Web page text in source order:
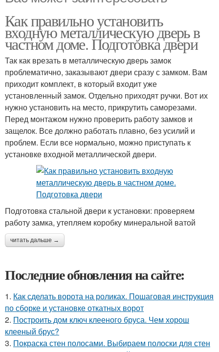
Как правильно установить
входную металлическую дверь в
частном доме. Подготовка двери
Так как врезать в металлическую дверь замок
проблематично, заказывают двери сразу с замком. Вам
приходит комплект, в который входит уже
установленный замок. Отдельно приходят ручки. Вот их
нужно установить на место, прикрутить саморезами.
Перед монтажом нужно проверить работу замков и
защелок. Все должно работать плавно, без усилий и
проблем. Если все нормально, можно приступать к
установке входной металлической двери.
Подготовка стальной двери к установки: проверяем
работу замка, утепляем коробку минеральной ватой
читать дальше →
Последние обновления на сайте:
1. Как сделать ворота на роликах. Пошаговая инструкция
по сборке и установке откатных ворот
2. Построить дом ключ клееного бруса. Чем хорош
клееный брус?
3. Покраска стен полосами. Выбираем полоски для стен